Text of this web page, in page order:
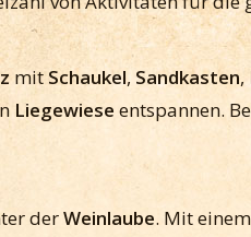
mit Schaukel, Sandkasten,
Liegewiese entspannen.
derWeinlaube. Mit